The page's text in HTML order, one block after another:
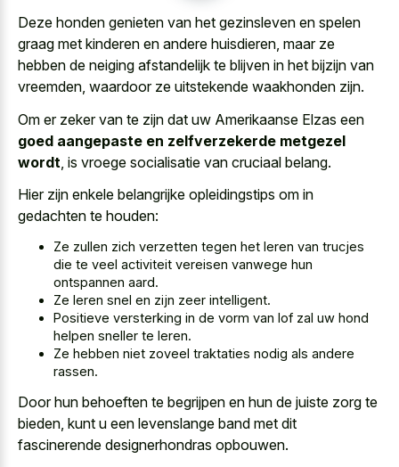
Deze honden genieten van het gezinsleven en spelen
graag met kinderen en andere huisdieren, maar ze
hebben de neiging afstandelijk te blijven in het bijzijn van
vreemden, waardoor ze uitstekende waakhonden zijn.
Om er zeker van te zijn dat uw Amerikaanse Elzas een
goed aangepaste en zelfverzekerde metgezel
wordt , is vroege socialisatie van cruciaal belang.
Hier zijn enkele belangrijke opleidingstips om in
gedachten te houden:
Ze zullen zich verzetten tegen het leren van trucjes
die te veel activiteit vereisen vanwege hun
ontspannen aard.
Ze leren snel en zijn zeer intelligent.
Positieve versterking in de vorm van lof zal uw hond
helpen sneller te leren.
Ze hebben niet zoveel traktaties nodig als andere
rassen.
Door hun behoeften te begrijpen en hun de juiste zorg te
bieden, kunt u een levenslange band met dit
fascinerende designerhondras opbouwen.